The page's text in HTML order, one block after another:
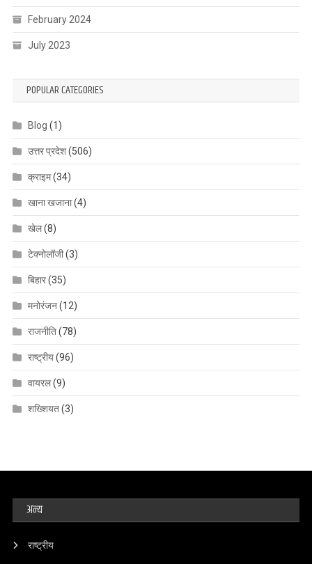
February 2024
July 2023
POPULAR CATEGORIES
Blog (1)
उत्तर प्रदेश(506)
क्राइम(34)
खाना खजाना(4)
खेल(8)
टेक्नोलॉजी(3)
बिहार(35)
मनोरंजन(12)
राजनीति(78)
राष्ट्रीय(96)
वायरल(9)
शख्शियत(3)
अन्य
राष्ट्रीय